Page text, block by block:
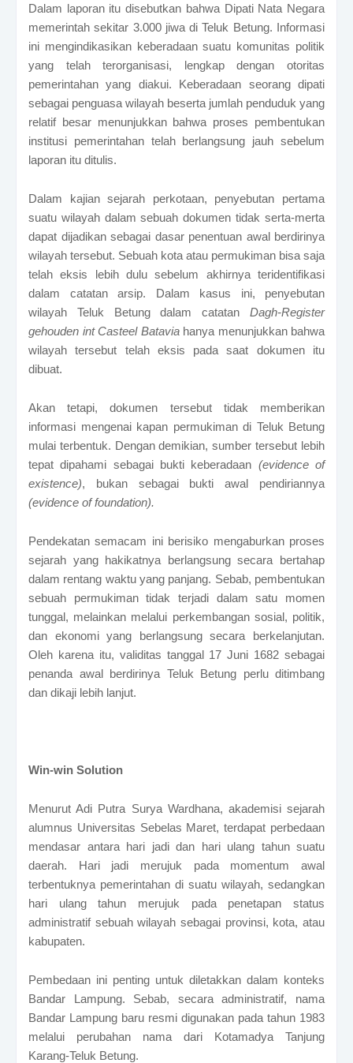
Dalam laporan itu disebutkan bahwa Dipati Nata Negara
memerintah sekitar 3.000 jiwa di Teluk Betung. Informasi
ini mengindikasikan keberadaan suatu komunitas politik
yang telah terorganisasi, lengkap dengan otoritas
pemerintahan yang diakui. Keberadaan seorang dipati
sebagai penguasa wilayah beserta jumlah penduduk yang
relatif besar menunjukkan bahwa proses pembentukan
institusi pemerintahan telah berlangsung jauh sebelum
laporan itu ditulis.
Dalam kajian sejarah perkotaan, penyebutan pertama
suatu wilayah dalam sebuah dokumen tidak serta-merta
dapat dijadikan sebagai dasar penentuan awal berdirinya
wilayah tersebut. Sebuah kota atau permukiman bisa saja
telah eksis lebih dulu sebelum akhirnya teridentifikasi
dalam catatan arsip. Dalam kasus ini, penyebutan
wilayah Teluk Betung dalam catatan Dagh-Register
gehouden int Casteel Batavia hanya menunjukkan bahwa
wilayah tersebut telah eksis pada saat dokumen itu
dibuat.
Akan tetapi, dokumen tersebut tidak memberikan
informasi mengenai kapan permukiman di Teluk Betung
mulai terbentuk. Dengan demikian, sumber tersebut lebih
tepat dipahami sebagai bukti keberadaan (evidence of
existence), bukan sebagai bukti awal pendiriannya
(evidence of foundation).
Pendekatan semacam ini berisiko mengaburkan proses
sejarah yang hakikatnya berlangsung secara bertahap
dalam rentang waktu yang panjang. Sebab, pembentukan
sebuah permukiman tidak terjadi dalam satu momen
tunggal, melainkan melalui perkembangan sosial, politik,
dan ekonomi yang berlangsung secara berkelanjutan.
Oleh karena itu, validitas tanggal 17 Juni 1682 sebagai
penanda awal berdirinya Teluk Betung perlu ditimbang
dan dikaji lebih lanjut.
Win-win Solution
Menurut Adi Putra Surya Wardhana, akademisi sejarah
alumnus Universitas Sebelas Maret, terdapat perbedaan
mendasar antara hari jadi dan hari ulang tahun suatu
daerah. Hari jadi merujuk pada momentum awal
terbentuknya pemerintahan di suatu wilayah, sedangkan
hari ulang tahun merujuk pada penetapan status
administratif sebuah wilayah sebagai provinsi, kota, atau
kabupaten.
Pembedaan ini penting untuk diletakkan dalam konteks
Bandar Lampung. Sebab, secara administratif, nama
Bandar Lampung baru resmi digunakan pada tahun 1983
melalui perubahan nama dari Kotamadya Tanjung
Karang-Teluk Betung.